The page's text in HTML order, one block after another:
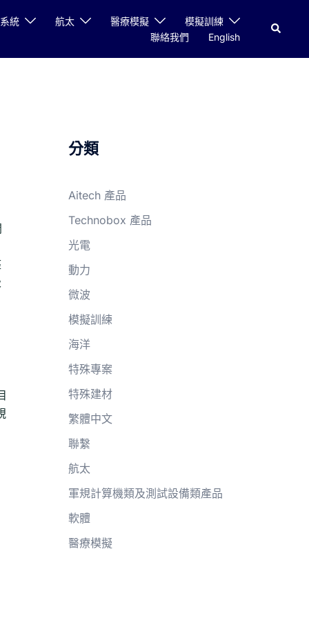
統 航太 醫療模擬
模擬訓練
聯絡我們
English
分類
Aitech 產品
Technobox 產品
光電
動力
微波
模擬訓練
海洋
特殊專案
特殊建材
繁體中文
聯繫
航太
軍規計算機類及測試設備類產品
軟體
醫療模擬